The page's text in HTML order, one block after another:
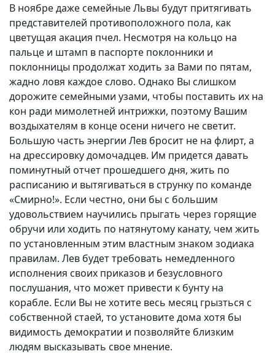
В ноябре даже семейные Львы будут притягивать
представителей противоположного пола, как
цветущая акация пчел. Несмотря на кольцо на
пальце и штамп в паспорте поклонники и
поклонницы продолжат ходить за Вами по пятам,
жадно ловя каждое слово. Однако Вы слишком
дорожите семейными узами, чтобы поставить их на
кон ради мимолетней интрижки, поэтому Вашим
воздыхателям в конце осени ничего не светит.
Большую часть энергии Лев бросит не на флирт, а
на дрессировку домочадцев. Им придется давать
поминутный отчет прошедшего дня, жить по
расписанию и вытягиваться в струнку по команде
«Смирно!». Если честно, они бы с большим
удовольствием научились прыгать через горящие
обручи или ходить по натянутому канату, чем жить
по установленным этим властным знаком зодиака
правилам. Лев будет требовать немедленного
исполнения своих приказов и безусловного
послушания, что может привести к бунту на
корабле. Если Вы не хотите весь месяц грызться с
собственной стаей, то установите дома хотя бы
видимость демократии и позволяйте близким
людям высказывать свое мнение.